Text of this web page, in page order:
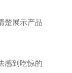
楚展示产品
感到吃惊的